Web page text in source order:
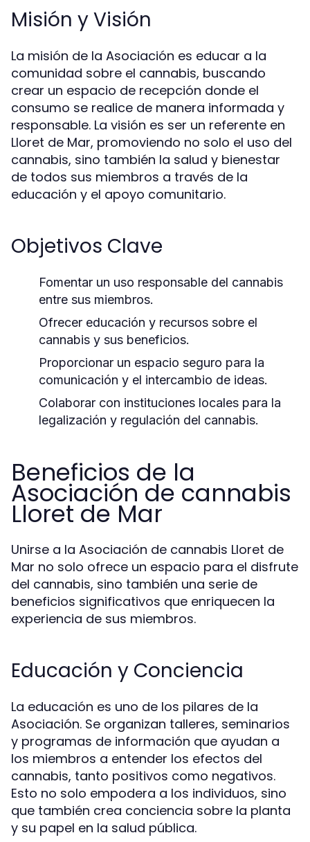
Misión y Visión
La misión de la Asociación es educar a la
comunidad sobre el cannabis, buscando
crear un espacio de recepción donde el
consumo se realice de manera informada y
responsable. La visión es ser un referente en
Lloret de Mar, promoviendo no solo el uso del
cannabis, sino también la salud y bienestar
de todos sus miembros a través de la
educación y el apoyo comunitario.
Objetivos Clave
Fomentar un uso responsable del cannabis
entre sus miembros.
Ofrecer educación y recursos sobre el
cannabis y sus beneficios.
Proporcionar un espacio seguro para la
comunicación y el intercambio de ideas.
Colaborar con instituciones locales para la
legalización y regulación del cannabis.
Beneficios de la
Asociación de cannabis
Lloret de Mar
Unirse a la Asociación de cannabis Lloret de
Mar no solo ofrece un espacio para el disfrute
del cannabis, sino también una serie de
beneficios significativos que enriquecen la
experiencia de sus miembros.
Educación y Conciencia
La educación es uno de los pilares de la
Asociación. Se organizan talleres, seminarios
y programas de información que ayudan a
los miembros a entender los efectos del
cannabis, tanto positivos como negativos.
Esto no solo empodera a los individuos, sino
que también crea conciencia sobre la planta
y su papel en la salud pública.